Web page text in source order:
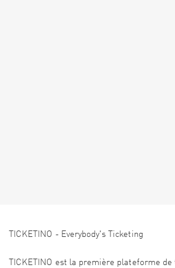
TICKETINO - Everybody's Ticketing
TICKETINO est la première plateforme de